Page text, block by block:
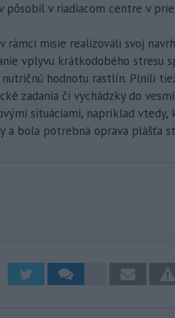
pôsobil v riadiacom centre v
rámci misie realizovali svoj
vplyvu krátkodobého stresu
nutričnú hodnotu rastlín. Plnili
zadania či vychádzky do
situáciami, napríklad
a bola potrebná oprava plášťa